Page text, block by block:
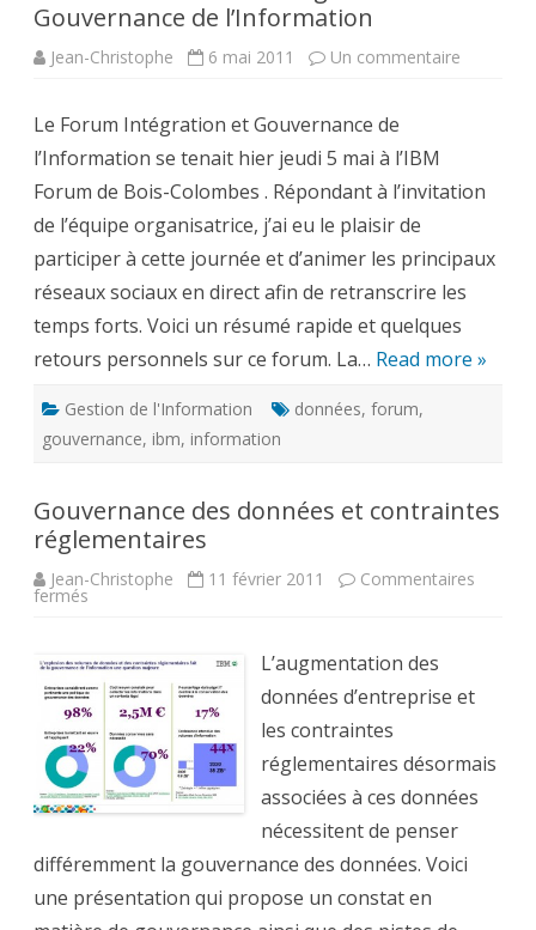
Gouvernance de l’Information
Jean-Christophe 6 mai 2011 Un commentaire
de
Le Forum Intégration et Gouvernance de
l’Information se tenait hier jeudi 5 mai à l’IBM
Forum de Bois-Colombes . Répondant à l’invitation
de l’équipe organisatrice, j’ai eu le plaisir de
participer à cette journée et d’animer les principaux
réseaux sociaux en direct afin de retranscrire les
temps forts. Voici un résumé rapide et quelques
retours personnels sur ce forum. La… Read more »
Gestion de l'Information données, forum,
gouvernance, ibm, information
Gouvernance des données et contraintes
réglementaires
Jean-Christophe 11 février 2011 Commentaires
fermés
et
contraintes
réglementaires
L’augmentation des
données d’entreprise et
les contraintes
réglementaires désormais
associées à ces données
nécessitent de penser
différemment la gouvernance des données. Voici
une présentation qui propose un constat en